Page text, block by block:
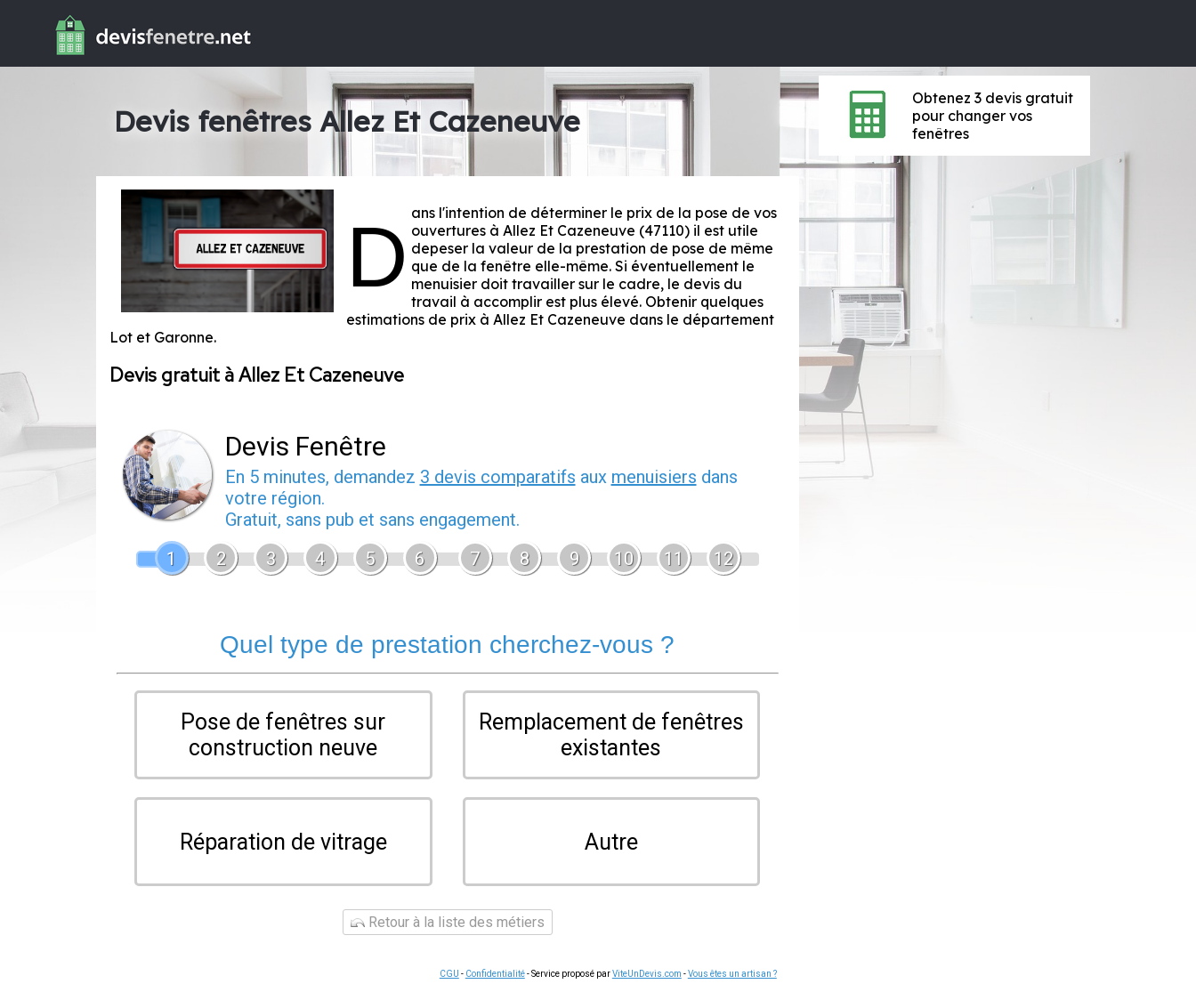
Devis fenêtres Allez Et Cazeneuve
D ans l'intention de déterminer le prix de la pose de vos
ouvertures à Allez Et Cazeneuve (47110) il est utile
depeser la valeur de la prestation de pose de même
que de la fenêtre elle-même. Si éventuellement le
menuisier doit travailler sur le cadre, le devis du
travail à accomplir est plus élevé. Obtenir quelques
estimations de prix à Allez Et Cazeneuve dans le département
Lot et Garonne.
Devis gratuit à Allez Et Cazeneuve
Devis Fenêtre
En 5 minutes, demandez 3 devis comparatifs aux menuisiers dans
votre région.
Gratuit, sans pub et sans engagement.
1
2 3 4 5 6 7 8 9 10 11 12
Quel type de prestation cherchez-vous ?
Pose de fenêtres sur
construction neuve
Remplacement de fenêtres
existantes
Réparation de vitrage Autre
Retour à la liste des métiers
CGU - Confidentialité- Service proposé parViteUnDevis.com -Vous êtes un artisan ?
Obtenez 3 devis gratuit
pour changer vos
fenêtres